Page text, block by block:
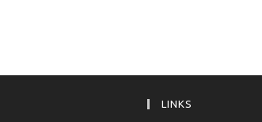
LINKS